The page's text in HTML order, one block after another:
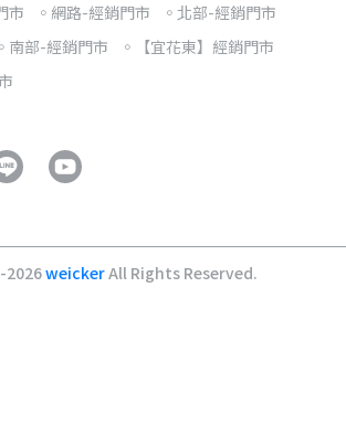
市 ◦網路-經銷門市
◦北部-經銷門市
◦南部-經銷門市
◦【宜花東】經銷門市
weickerAll Rights Reserved.